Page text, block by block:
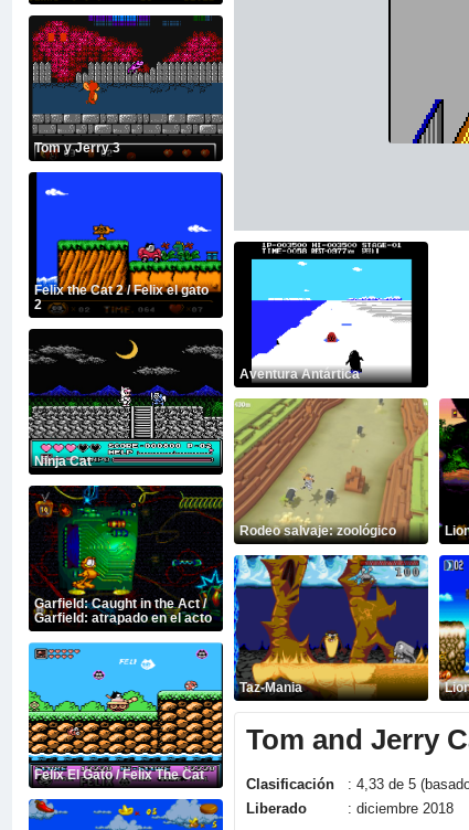
Tom y Jerry 3
Felix the Cat 2 / Felix el gato
2
Ninja Cat
Garfield: Caught in the Act /
Garfield: atrapado en el acto
Felix El Gato / Felix The Cat
Aventura Antártica
Rodeo salvaje: zoológico
Taz-Mania
Tom and Jerry
Clasificación
: 4,33 de 5
Liberado
: diciembre 2018